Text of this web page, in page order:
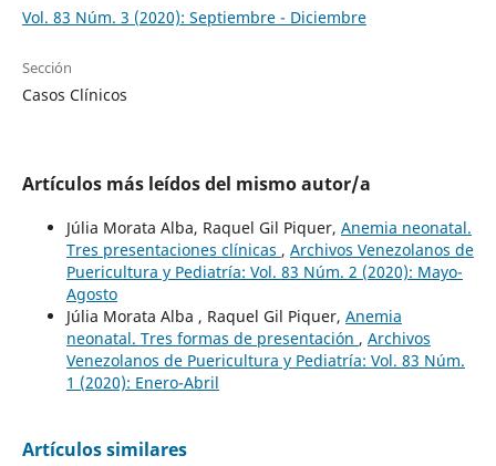
Vol. 83 Núm. 3 (2020): Septiembre - Diciembre
Sección
Casos Clínicos
Artículos más leídos del mismo autor/a
Júlia Morata Alba, Raquel Gil Piquer, Anemia neonatal.
Tres presentaciones clínicas , Archivos Venezolanos de
Puericultura y Pediatría: Vol. 83 Núm. 2 (2020): Mayo-
Agosto
Júlia Morata Alba , Raquel Gil Piquer, Anemia
neonatal. Tres formas de presentación , Archivos
Venezolanos de Puericultura y Pediatría: Vol. 83 Núm.
1 (2020): Enero-Abril
Artículos similares